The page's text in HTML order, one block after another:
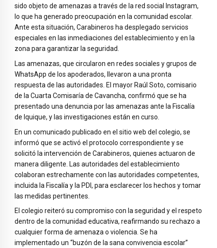
sido objeto de amenazas a través de la red social Instagram,
lo que ha generado preocupación en la comunidad escolar.
Ante esta situación, Carabineros ha desplegado servicios
especiales en las inmediaciones del establecimiento y en la
zona para garantizar la seguridad.
Las amenazas, que circularon en redes sociales y grupos de
WhatsApp de los apoderados, llevaron a una pronta
respuesta de las autoridades. El mayor Raúl Soto, comisario
de la Cuarta Comisaría de Cavancha, confirmó que se ha
presentado una denuncia por las amenazas ante la Fiscalía
de Iquique, y las investigaciones están en curso.
En un comunicado publicado en el sitio web del colegio, se
informó que se activó el protocolo correspondiente y se
solicitó la intervención de Carabineros, quienes actuaron de
manera diligente. Las autoridades del establecimiento
colaboran estrechamente con las autoridades competentes,
incluida la Fiscalía y la PDI, para esclarecer los hechos y tomar
las medidas pertinentes.
El colegio reiteró su compromiso con la seguridad y el respeto
dentro de la comunidad educativa, reafirmando su rechazo a
cualquier forma de amenaza o violencia. Se ha
implementado un “buzón de la sana convivencia escolar”